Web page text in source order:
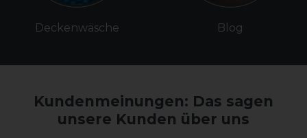
Deckenwäsche Blog
Kundenmeinungen: Das sagen
unsere Kunden über uns